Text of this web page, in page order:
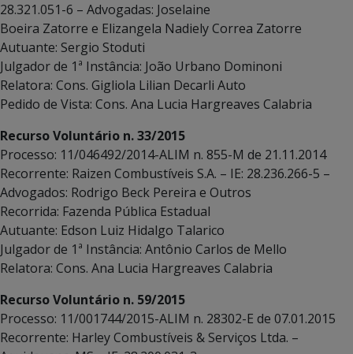
28.321.051-6 – Advogadas: Joselaine
Boeira Zatorre e Elizangela Nadiely Correa Zatorre
Autuante: Sergio Stoduti
Julgador de 1ª Instância: João Urbano Dominoni
Relatora: Cons. Gigliola Lilian Decarli Auto
Pedido de Vista: Cons. Ana Lucia Hargreaves Calabria
Recurso Voluntário n. 33/2015
Processo: 11/046492/2014-ALIM n. 855-M de 21.11.2014
Recorrente: Raizen Combustíveis S.A. – IE: 28.236.266-5 –
Advogados: Rodrigo Beck Pereira e Outros
Recorrida: Fazenda Pública Estadual
Autuante: Edson Luiz Hidalgo Talarico
Julgador de 1ª Instância: Antônio Carlos de Mello
Relatora: Cons. Ana Lucia Hargreaves Calabria
Recurso Voluntário n. 59/2015
Processo: 11/001744/2015-ALIM n. 28302-E de 07.01.2015
Recorrente: Harley Combustíveis & Serviços Ltda. –